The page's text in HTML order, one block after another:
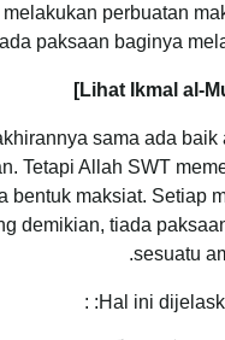
perbuatan
paksaan baginya
Ikmal al-
sama ada
Tetapi Allah SWT
maksiat. Setiap
demikian, tiada
sesuatu
Hal ini